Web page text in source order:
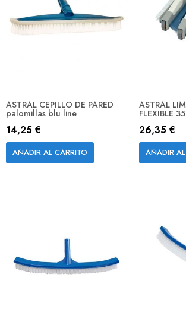
ASTRAL CEPILLO DE PARED
palomillas blu line
14,25 €
AÑADIR AL CARRITO
ASTRAL
FLEXIBLE
26,35 €
AÑADIR